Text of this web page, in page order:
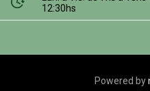
12:30hs
Powered by